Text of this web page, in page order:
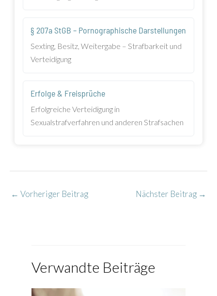
§ 207a StGB – Pornographische Darstellungen
Sexting, Besitz, Weitergabe – Strafbarkeit und
Verteidigung
Erfolge & Freisprüche
Erfolgreiche Verteidigung in
Sexualstrafverfahren und anderen Strafsachen
← Vorheriger Beitrag Nächster Beitrag →
Verwandte Beiträge